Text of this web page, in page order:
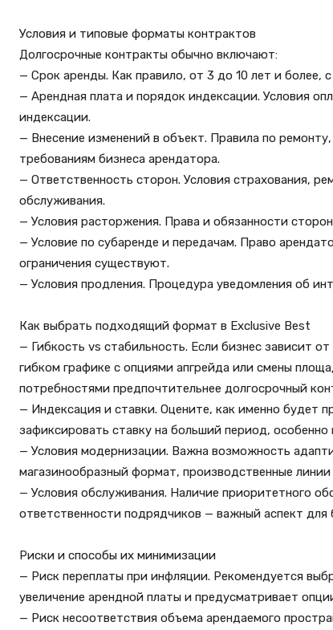
Условия и типовые форматы контрактов
Долгосрочные контракты обычно включают:
— Срок аренды. Как правило, от 3 до 10 лет и более,
— Арендная плата и порядок индексации. Условия
индексации.
— Внесение изменений в объект. Правила по
требованиям бизнеса арендатора.
— Ответственность сторон. Условия страхования,
обслуживания.
— Условия расторжения. Права и обязанности
— Условие по субаренде и передачам. Право
ограничения существуют.
— Условия продления. Процедура уведомления об
Как выбрать подходящий формат в Exclusive Best
— Гибкость vs стабильность. Если бизнес зависит
гибком графике с опциями апгрейда или смены
потребностями предпочтительнее долгосрочный
— Индексация и ставки. Оцените, как именно будет
зафиксировать ставку на больший период,
— Условия модернизации. Важна возможность
магазинообразный формат, производственные линии
— Условия обслуживания. Наличие приоритетного
ответственности подрядчиков — важный аспект для
Риски и способы их минимизации
— Риск переплаты при инфляции. Рекомендуется
увеличение арендной платы и предусматривает
— Риск несоответствия объема арендаемого